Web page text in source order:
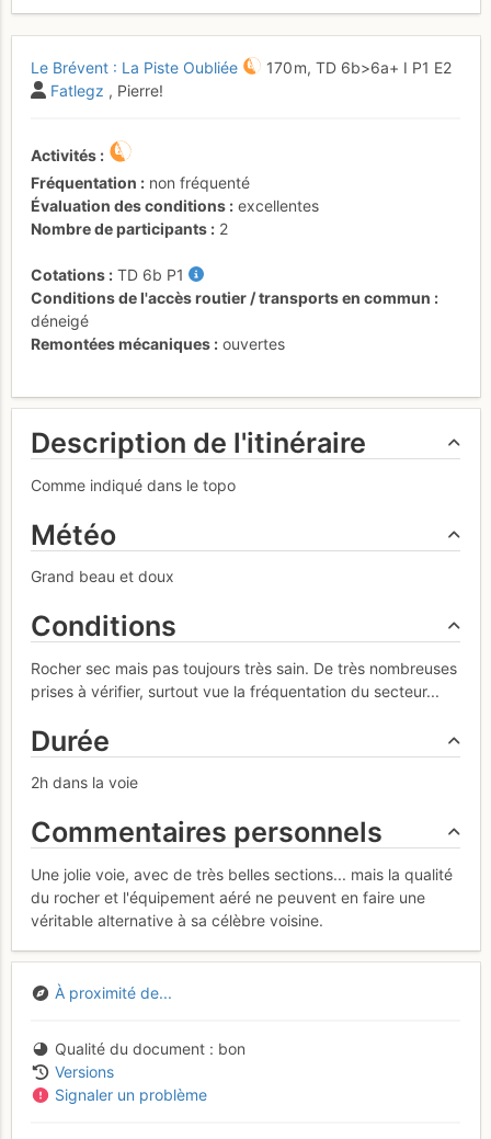
Le Brévent : La Piste Oubliée 170 m, TD 6b>6a+ I P1 E2
Fatlegz , Pierre!
Activités
Fréquentation
non fréquenté
Évaluation des conditions
excellentes
Nombre de participants
2
Cotations TD 6b P1
Conditions de l'accès routier / transports en commun
déneigé
Remontées mécaniques
ouvertes
Description de l'itinéraire
Comme indiqué dans le topo
Météo
Grand beau et doux
Conditions
Rocher sec mais pas toujours très sain. De très nombreuses
prises à vérifier, surtout vue la fréquentation du secteur...
Durée
2h dans la voie
Commentaires personnels
Une jolie voie, avec de très belles sections... mais la qualité
du rocher et l'équipement aéré ne peuvent en faire une
véritable alternative à sa célèbre voisine.
À proximité de...
Qualité du document
bon
Versions
Signaler un problème